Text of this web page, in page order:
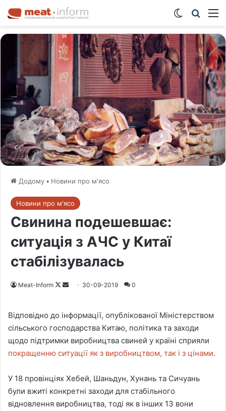
Switch skin
Додому • Новини про м'ясо
Новини про м'ясо
Свинина подешевшає:
ситуація з АЧС у Китаї
стабілізувалась
Meat-Inform
F
w
o
X
d
a
n
e
a
i
l
30-09-2019 0
Відповідно до інформації, опублікованої Міністерством
сільського господарства Китаю, політика та заходи
щодо підтримки виробництва свиней у країні сприяли
покращенню ситуації як з виробництвом, так і з цінами.
У 18 провінціях Хебей, Шаньдун, Хунань та Сичуань
були вжиті конкретні заходи для стабільного
відновлення виробництва, тоді як в інших 13 вони